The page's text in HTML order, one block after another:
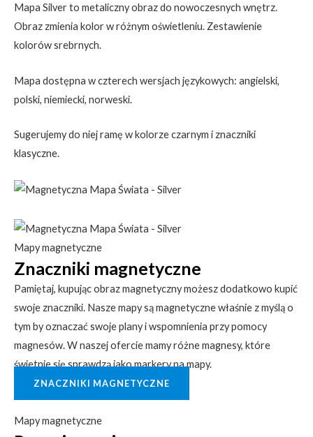
Mapa Silver to metaliczny obraz do nowoczesnych wnętrz.
Obraz zmienia kolor w różnym oświetleniu. Zestawienie
kolorów srebrnych.
Mapa dostępna w czterech wersjach językowych: angielski,
polski, niemiecki, norweski.
Sugerujemy do niej ramę w kolorze czarnym i znaczniki
klasyczne.
Mapy magnetyczne
Znaczniki magnetyczne
Pamiętaj, kupując obraz magnetyczny możesz dodatkowo kupić
swoje znaczniki. Nasze mapy są magnetyczne właśnie z myślą o
tym by oznaczać swoje plany i wspomnienia przy pomocy
magnesów. W naszej ofercie mamy różne magnesy, które
świetnie się sprawdzą jako markery na mapy.
ZNACZNIKI MAGNETYCZNE
Mapy magnetyczne